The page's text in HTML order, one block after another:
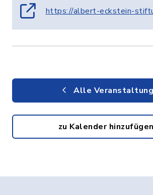
https://albert-eckstein-
Alle
zu Kalender hinzufügen